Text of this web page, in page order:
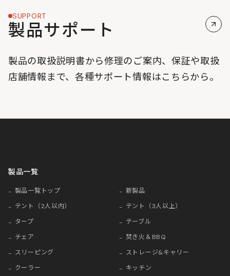
SUPPORT
製品サポート
製品の取扱説明書から修理のご案内、保証や取扱
店舗情報まで、各種サポート情報はこちらから。
製品一覧
製品一覧トップ
新製品
テント（2人以内）
テント（3人以上）
タープ
テーブル
チェア
焚き火＆BBQ
スリーピング
ストレージ&キャリー
クーラー
キッチン